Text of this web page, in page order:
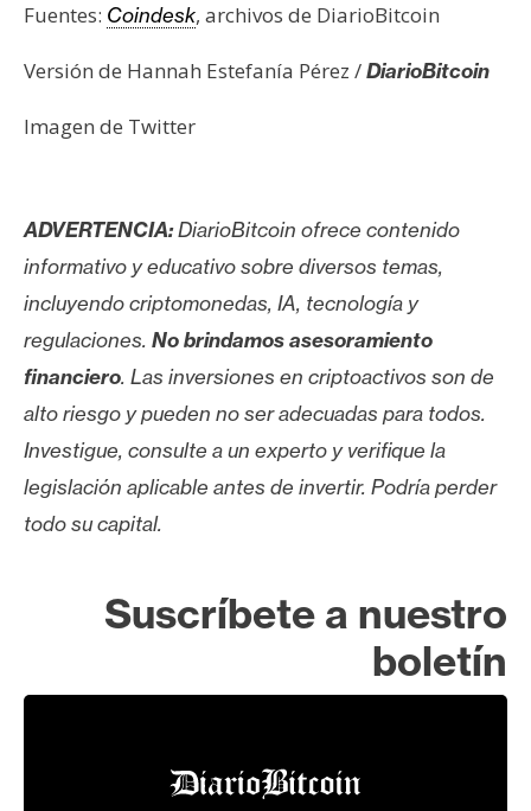
Fuentes: Coindesk, archivos de DiarioBitcoin
Versión de Hannah Estefanía Pérez /DiarioBitcoin
Imagen de Twitter
ADVERTENCIA:DiarioBitcoin ofrece contenido
informativo y educativo sobre diversos temas,
incluyendo criptomonedas, IA, tecnología y
regulaciones. No brindamos asesoramiento
financiero. Las inversiones en criptoactivos son de
alto riesgo y pueden no ser adecuadas para todos.
Investigue, consulte a un experto y verifique la
legislación aplicable antes de invertir. Podría perder
todo su capital.
Suscríbete a nuestro
boletín